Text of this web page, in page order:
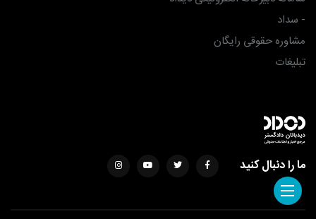
- سداد
مشاوره حقوقی رایگان
تبلیغات
ما را دنبال کنید